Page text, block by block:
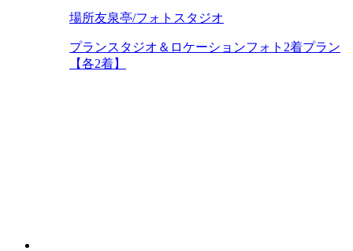
場所友泉亭/フォトスタジオ
プランスタジオ＆ロケーションフォト2着プラン
【各2着】